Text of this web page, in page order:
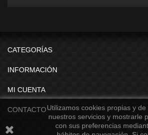
CATEGORÍAS
INFORMACIÓN
MI CUENTA
CONTACTOUtilizamos cookies propias y
nuestros servicios y mostrarle
con sus preferencias